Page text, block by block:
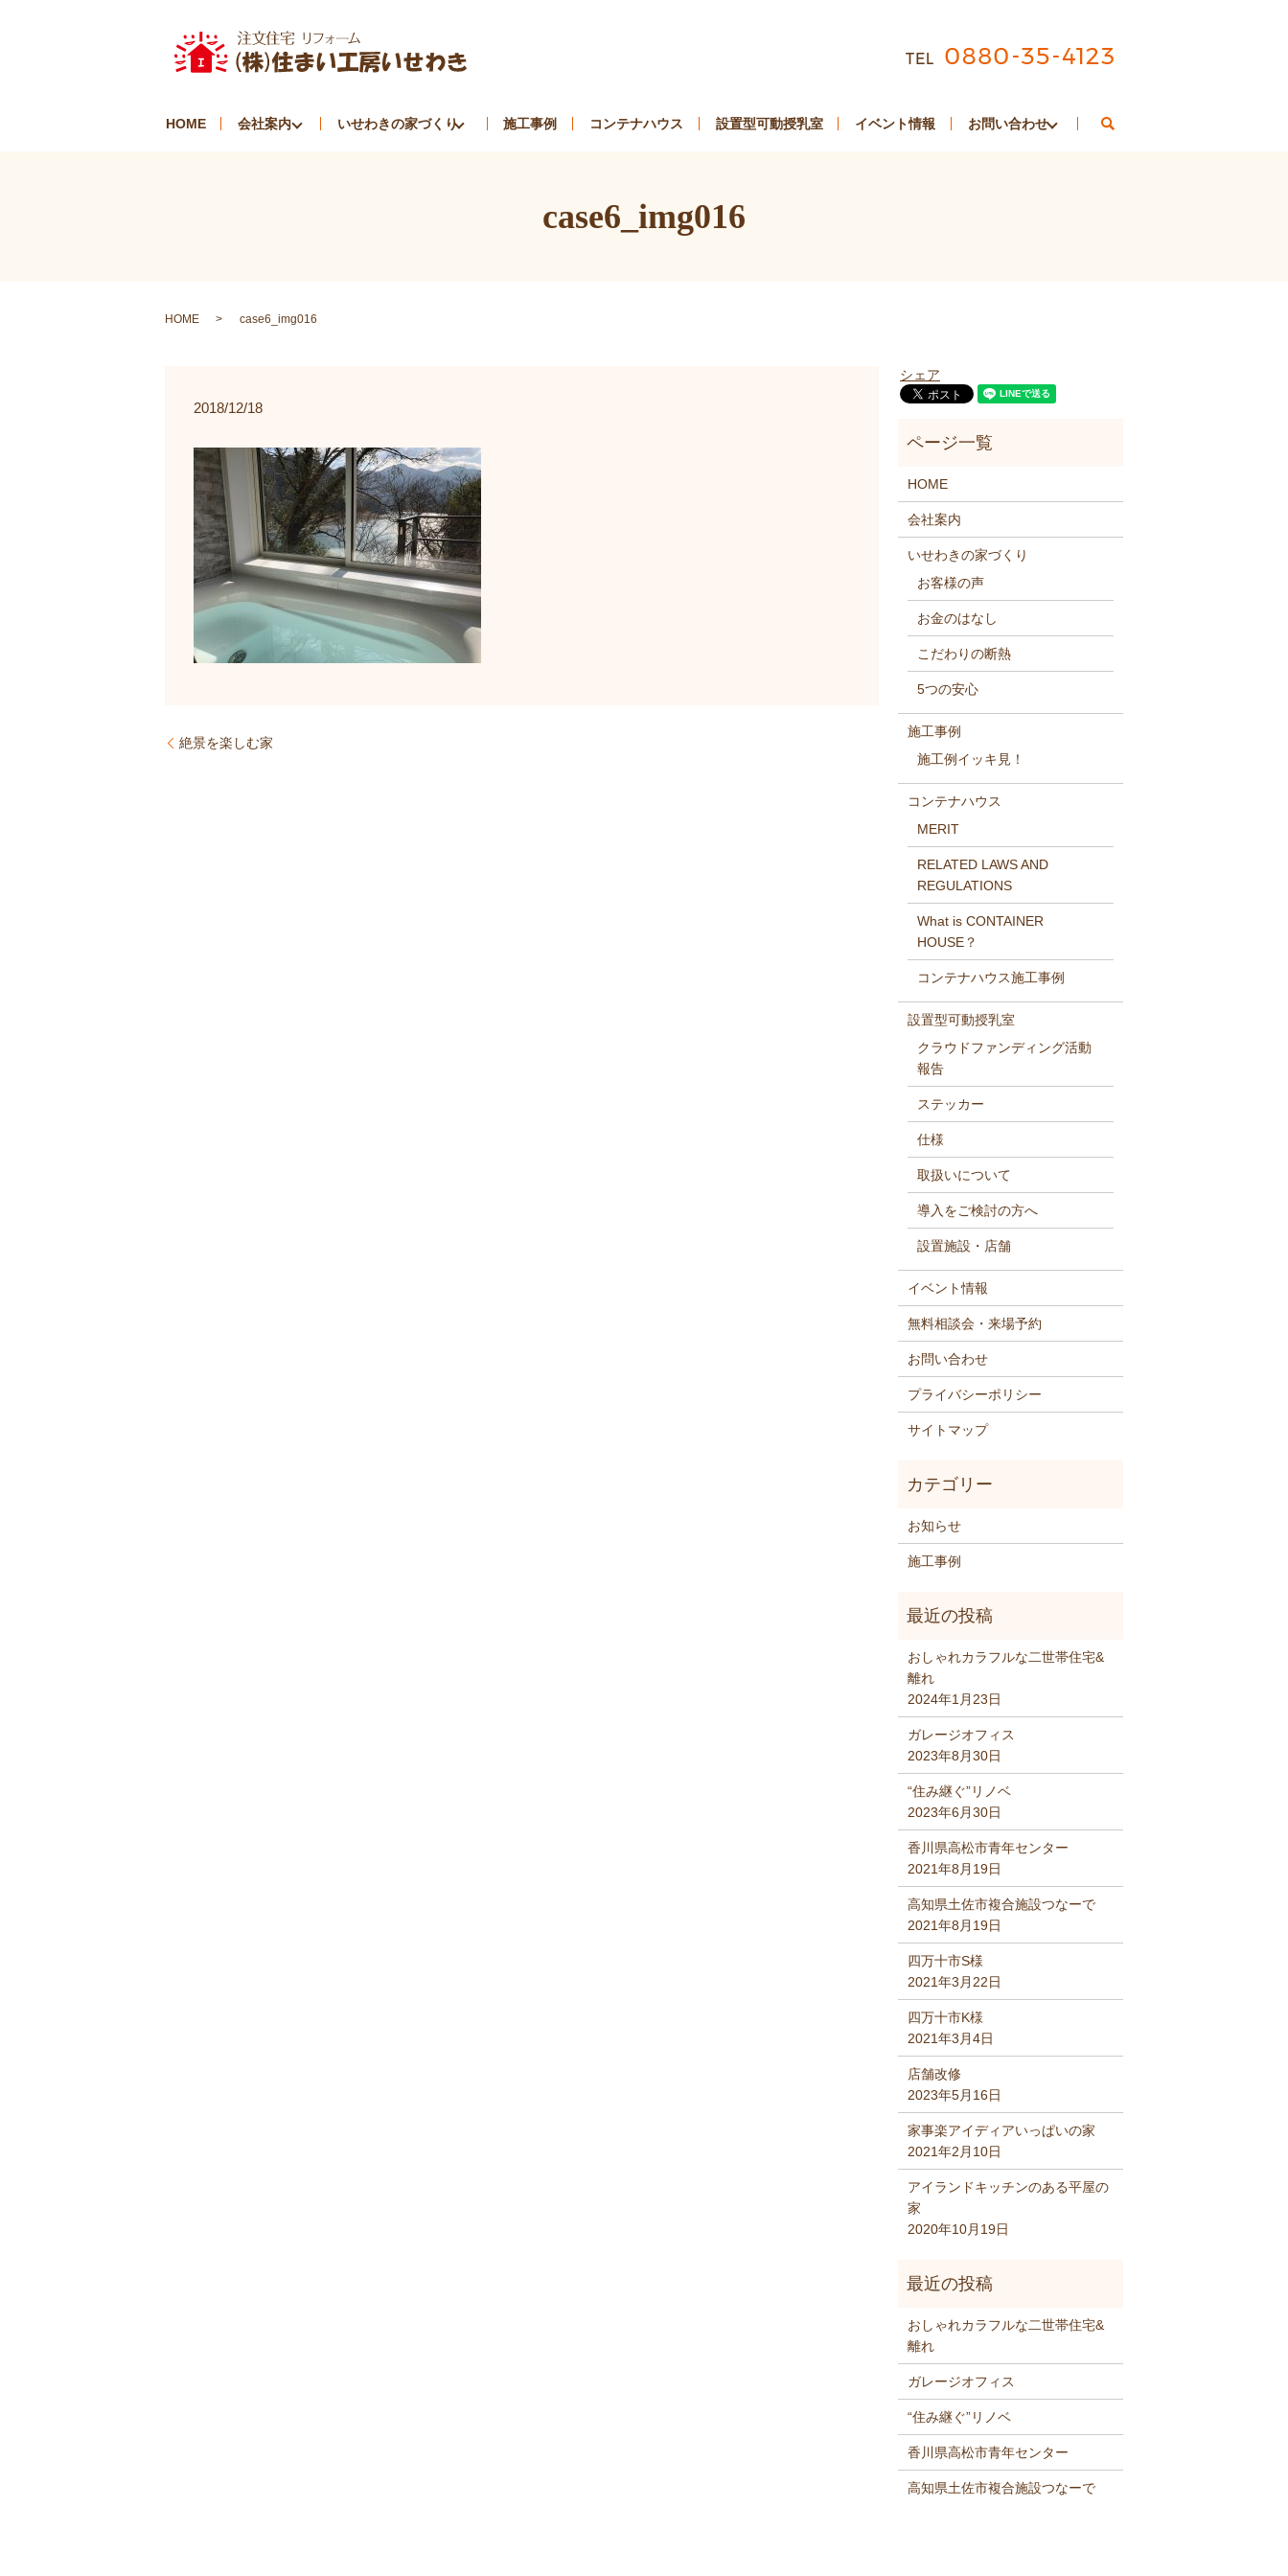
HOME 会社案内 いせわきの家づくり 施工事例 コンテナハウス 設置型可動授乳室 イベント情報 お問い合わせ
case6_img016
HOME case6_img016
2018/12/18
絶景を楽しむ家
シェア
HOME
会社案内
いせわきの家づくり
お客様の声
お金のはなし
こだわりの断熱
5つの安心
施工事例
施工例イッキ見！
コンテナハウス
MERIT
RELATED LAWS AND
REGULATIONS
What is CONTAINER
HOUSE？
コンテナハウス施工事例
設置型可動授乳室
クラウドファンディング活動
報告
ステッカー
仕様
取扱いについて
導入をご検討の方へ
設置施設・店舗
イベント情報
無料相談会・来場予約
お問い合わせ
プライバシーポリシー
サイトマップ
お知らせ
施工事例
おしゃれカラフルな二世帯住宅&
離れ
2024年1月23日
ガレージオフィス
2023年8月30日
“住み継ぐ”リノベ
2023年6月30日
香川県高松市青年センター
2021年8月19日
高知県土佐市複合施設つなーで
2021年8月19日
四万十市S様
2021年3月22日
四万十市K様
2021年3月4日
店舗改修
2023年5月16日
家事楽アイディアいっぱいの家
2021年2月10日
アイランドキッチンのある平屋の
家
2020年10月19日
おしゃれカラフルな二世帯住宅&
離れ
ガレージオフィス
“住み継ぐ”リノベ
香川県高松市青年センター
高知県土佐市複合施設つなーで